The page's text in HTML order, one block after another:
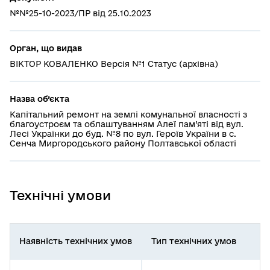
№№25-10-2023/ПР від 25.10.2023
Орган, що видав
ВІКТОР КОВАЛЕНКО Версія №1 Статус (архівна)
Назва об’єкта
Капітальний ремонт на землі комунальної власності з
благоустроєм та облаштуванням Алеї пам’яті від вул.
Лесі Українки до буд. №8 по вул. Героїв України в с.
Сенча Миргородського району Полтавської області
Технічні умови
Наявність технічних умов Тип технічних умов